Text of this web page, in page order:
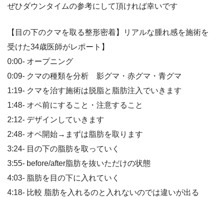
ぜひダウンタイムの参考にして頂ければ幸いです
【目の下のクマを取る整形密着】リアルな腫れ感を施術を
受けた34歳医師がレポート】
0:00- オープニング
0:09- クマの種類を分析 影グマ・赤グマ・青グマ
1:19- クマを治す施術は脱脂と脂肪注入でいきます
1:48- オペ前にすること・注意すること
2:12- デザインしていきます
2:48- オペ開始→まずは脂肪を取ります
3:24- 目の下の脂肪を取っていく
3:55- before/after脂肪を抜いただけの状態
4:03- 脂肪を目の下に入れていく
4:18- 比較 脂肪を入れるのと入れないのでは違いが出る